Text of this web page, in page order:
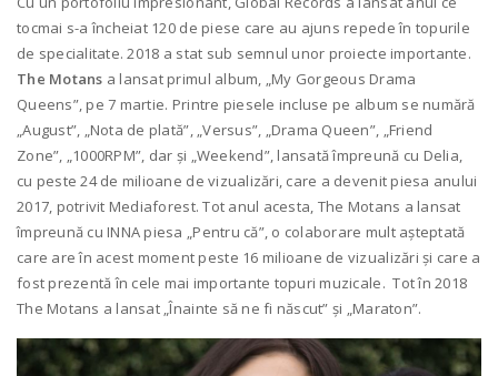
tocmai s-a încheiat 120 de piese care au ajuns repede în topurile
de specialitate. 2018 a stat sub semnul unor proiecte importante.
The Motans a lansat primul album, „My Gorgeous Drama
Queens”, pe 7 martie. Printre piesele incluse pe album se numără
„August”, „Nota de plată”, „Versus”, „Drama Queen”, „Friend
Zone”, „1000RPM”, dar și „Weekend”, lansată împreună cu Delia,
cu peste 24 de milioane de vizualizări, care a devenit piesa anului
2017, potrivit Mediaforest. Tot anul acesta, The Motans a lansat
împreună cu INNA piesa „Pentru că”, o colaborare mult așteptată
care are în acest moment peste 16 milioane de vizualizări și care a
fost prezentă în cele mai importante topuri muzicale. Tot în 2018
The Motans a lansat „Înainte să ne fi născut” și „Maraton”.